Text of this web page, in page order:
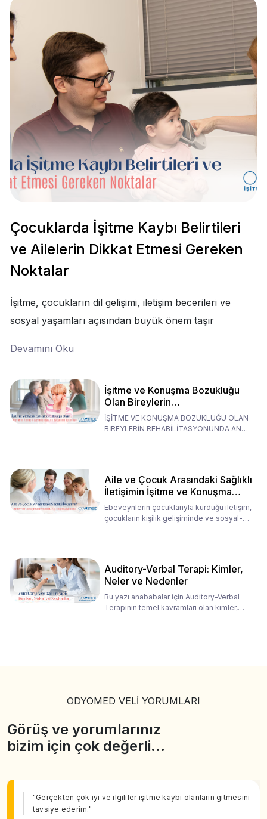
Çocuklarda İşitme Kaybı Belirtileri
ve Ailelerin Dikkat Etmesi Gereken
Noktalar
İşitme, çocukların dil gelişimi, iletişim becerileri ve
sosyal yaşamları açısından büyük önem taşır
Devamını Oku
İşitme ve Konuşma Bozukluğu
Olan Bireylerin
Rehabilitasyonunda Ana
Babaların Tutumları
İŞİTME VE KONUŞMA BOZUKLUĞU OLAN
BİREYLERİN REHABİLİTASYONUNDA ANA
Aile ve Çocuk Arasındaki Sağlıklı
İletişimin İşitme ve Konuşma
Rehabilitasyonundaki Rolü
Ebeveynlerin çocuklarıyla kurduğu iletişim,
çocukların kişilik gelişiminde ve sosyal-
Auditory-Verbal Terapi: Kimler,
Neler ve Nedenler
Bu yazı anababalar için Auditory-Verbal
Terapinin temel kavramları olan kimler,
ODYOMED VELİ YORUMLARI
Görüş ve yorumlarınız
bizim için çok değerli…
"Gerçekten çok iyi ve ilgililer işitme kaybı olanların gitmesini
tavsiye ederim."